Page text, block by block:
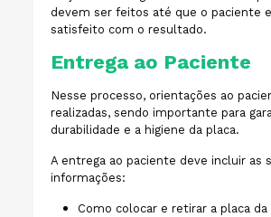
devem ser feitos até que o paciente
satisfeito com o resultado.
Entrega ao Paciente
Nesse processo, orientações ao
realizadas, sendo importante para
durabilidade e a higiene da placa.
A entrega ao paciente deve incluir as
informações:
Como colocar e retirar a placa da